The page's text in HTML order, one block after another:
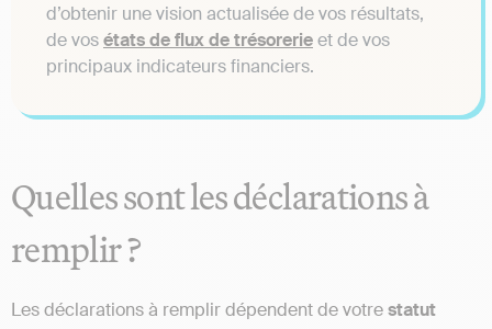
d’obtenir une vision actualisée de vos résultats,
de vosétats de flux de trésorerieet de vos
principaux indicateurs financiers.
Quelles sont les déclarations à
remplir ?
Les déclarations à remplir dépendent de votrestatut